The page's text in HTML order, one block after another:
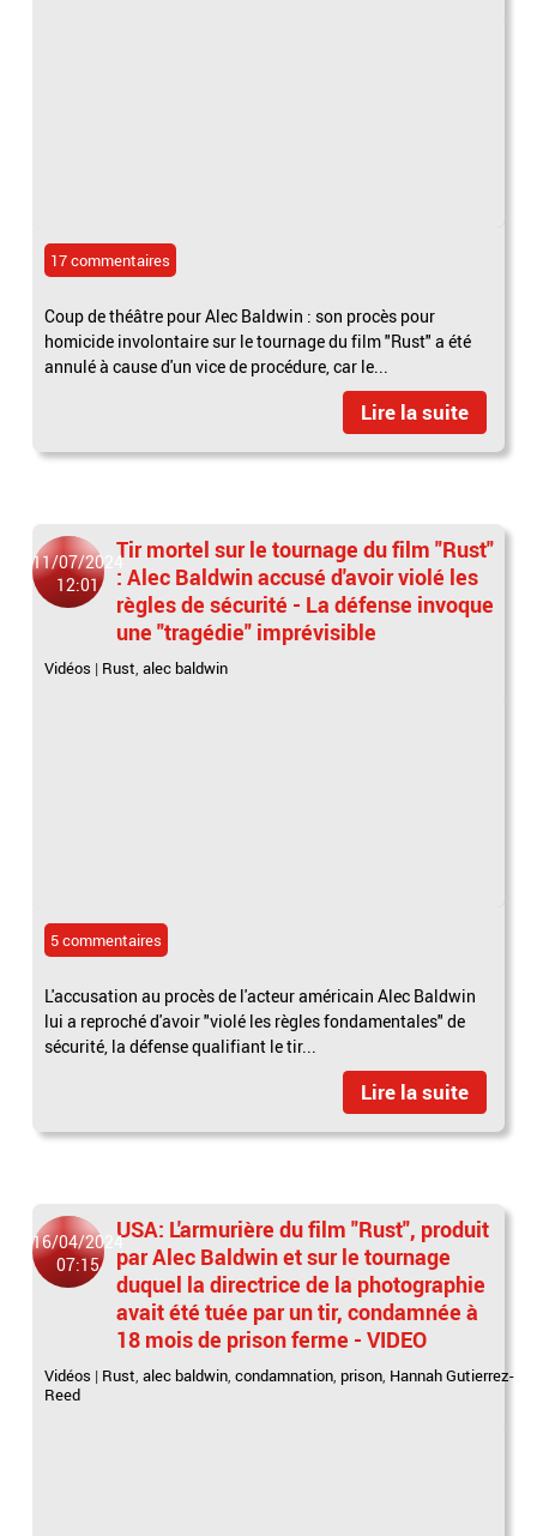
17 commentaires
Coup de théâtre pour Alec Baldwin : son procès pour
homicide involontaire sur le tournage du film "Rust" a été
annulé à cause d'un vice de procédure, car le...
Lire la suite
11/07/2024
12:01
Tir mortel sur le tournage du film "Rust"
: Alec Baldwin accusé d'avoir violé les
règles de sécurité - La défense invoque
une "tragédie" imprévisible
Vidéos | Rust,alec baldwin
5 commentaires
L'accusation au procès de l'acteur américain Alec Baldwin
lui a reproché d'avoir "violé les règles fondamentales" de
sécurité, la défense qualifiant le tir...
Lire la suite
16/04/2024
07:15
USA: L'armurière du film "Rust", produit
par Alec Baldwin et sur le tournage
duquel la directrice de la photographie
avait été tuée par un tir, condamnée à
18 mois de prison ferme - VIDEO
Vidéos | Rust,alec baldwin,condamnation, prison, Hannah Gutierrez-
Reed